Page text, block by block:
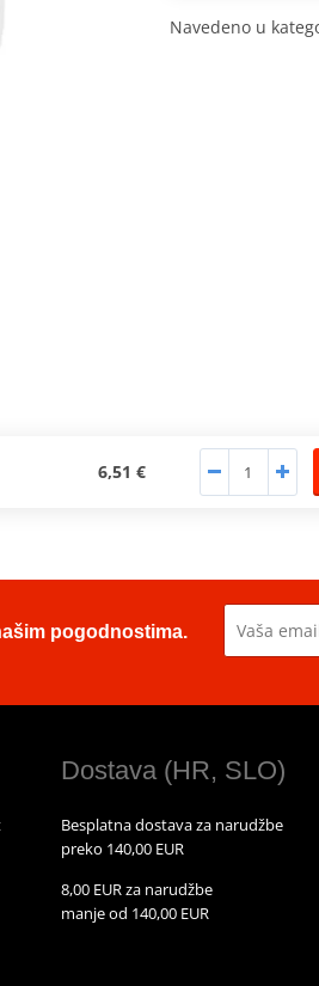
Navedeno u
6,51 €
pogodnostima.
Dostava (HR, SLO)
Besplatna dostava za narudžbe
preko 140,00 EUR
8,00 EUR za narudžbe
manje od 140,00 EUR